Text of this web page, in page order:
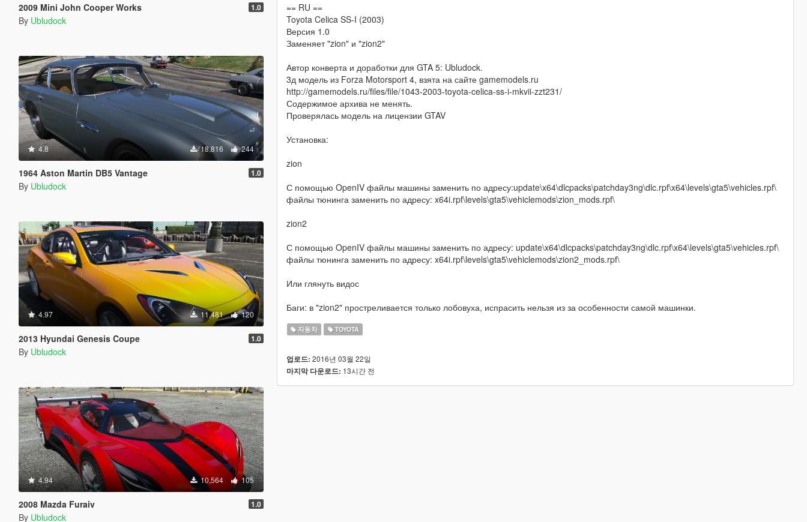
2009 Mini John Cooper Works 1.0
By Ubludock
4.8 18,816 244
1964 Aston Martin DB5 Vantage 1.0
By Ubludock
4.97 11,481 120
2013 Hyundai Genesis Coupe 1.0
By Ubludock
4.94 10,564 105
2008 Mazda Furaiv 1.0
By Ubludock
== RU ==
Toyota Celica SS-I (2003)
Версия 1.0
Заменяет "zion" и "zion2"
Автор конверта и доработки для GTA 5: Ubludock.
3д модель из Forza Motorsport 4, взята на сайте gamemodels.ru
http://gamemodels.ru/files/file/1043-2003-toyota-celica-ss-i-mkvii-zzt231/
Содержимое архива не менять.
Проверялась модель на лицензии GTAV
Установка:
zion
С помощью OpenIV файлы машины заменить по адресу:update\x64\dlcpacks\patchday3ng\dlc.rpf\x64\levels\gta5\vehicles.rpf\
файлы тюнинга заменить по адресу: x64i.rpf\levels\gta5\vehiclemods\zion_mods.rpf\
zion2
С помощью OpenIV файлы машины заменить по адресу: update\x64\dlcpacks\patchday3ng\dlc.rpf\x64\levels\gta5\vehicles.rpf\
файлы тюнинга заменить по адресу: x64i.rpf\levels\gta5\vehiclemods\zion2_mods.rpf\
Или глянуть видос
Баги: в "zion2" простреливается только лобовуха, испрасить нельзя из за особенности самой машинки.
자동차 TOYOTA
업로드: 2016년 03월 22일
마지막 다운로드: 13시간 전